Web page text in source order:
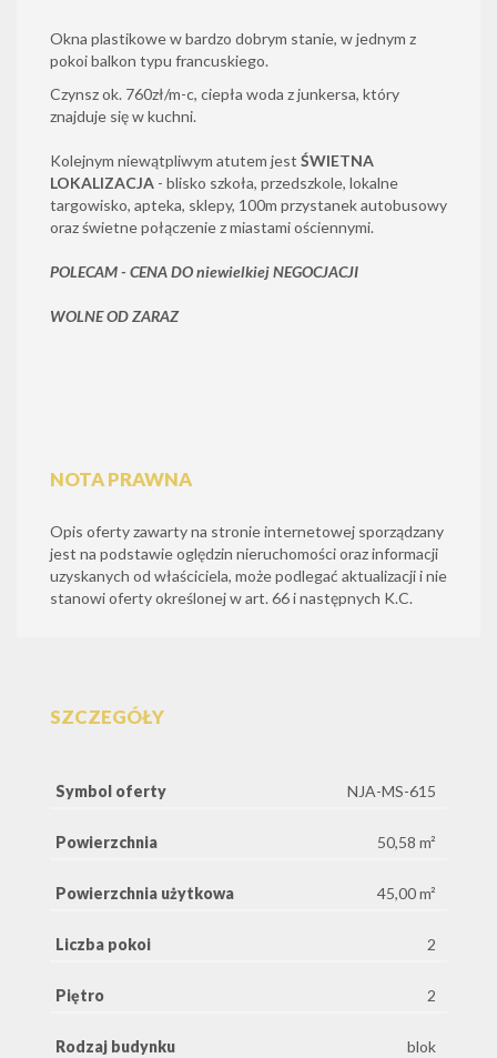
Okna plastikowe w bardzo dobrym stanie, w jednym z
pokoi balkon typu francuskiego.
Czynsz ok. 760zł/m-c, ciepła woda z junkersa, który
znajduje się w kuchni.
Kolejnym niewątpliwym atutem jest ŚWIETNA
LOKALIZACJA - blisko szkoła, przedszkole, lokalne
targowisko, apteka, sklepy, 100m przystanek autobusowy
oraz świetne połączenie z miastami ościennymi.
POLECAM - CENA DO niewielkiej NEGOCJACJI
WOLNE OD ZARAZ
NOTA PRAWNA
Opis oferty zawarty na stronie internetowej sporządzany
jest na podstawie oględzin nieruchomości oraz informacji
uzyskanych od właściciela, może podlegać aktualizacji i nie
stanowi oferty określonej w art. 66 i następnych K.C.
SZCZEGÓŁY
Symbol oferty NJA-MS-615
Powierzchnia 50,58 m²
Powierzchnia użytkowa 45,00 m²
Liczba pokoi 2
Piętro 2
Rodzaj budynku blok